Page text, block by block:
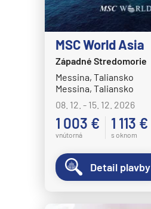
MSC World Asia
Západné Stredomorie
Messina, Taliansko
Messina, Taliansko
08. 12. - 15. 12. 2026
1 003 €
vnútorná
1 113 €
s oknom
Detail plavby